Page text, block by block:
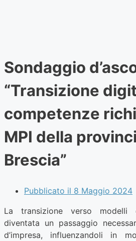
Sondaggio
“Transizione
competenze
MPI della
Brescia”
Pubblicato il 8 Maggio 2024
La transizione verso modelli
diventata un passaggio
d’impresa, influenzandoli in